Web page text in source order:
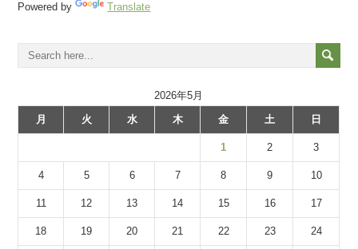
Powered by Translate
2026年5月
月
火 水 木 金 土 日
1 2 3
4 5 6 7 8 9 10
11 12 13 14 15 16 17
18 19 20 21 22 23 24